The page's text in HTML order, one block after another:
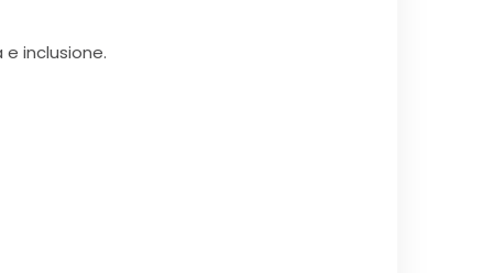
inclusione.